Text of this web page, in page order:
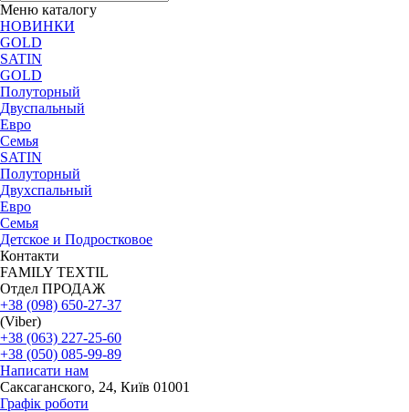
Меню каталогу
НОВИНКИ
GOLD
SATIN
GOLD
Полуторный
Двуспальный
Евро
Семья
SATIN
Полуторный
Двухспальный
Евро
Семья
Детское и Подростковое
Контакти
FAMILY TEXTIL
Отдел ПРОДАЖ
+38 (098) 650-27-37
(Viber)
+38 (063) 227-25-60
+38 (050) 085-99-89
Написати нам
Саксаганского, 24, Київ 01001
Графік роботи